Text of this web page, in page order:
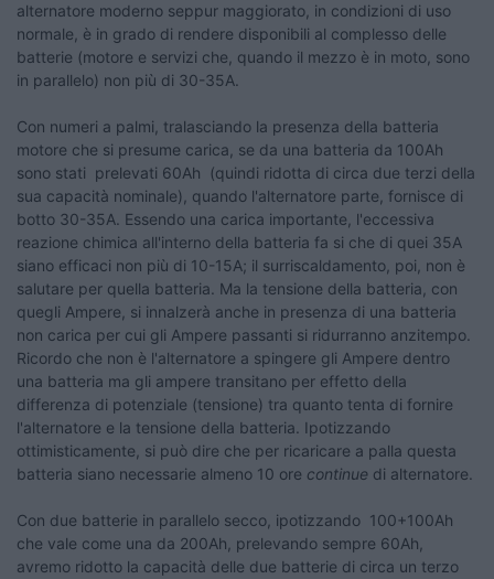
alternatore moderno seppur maggiorato, in condizioni di uso
normale, è in grado di rendere disponibili al complesso delle
batterie (motore e servizi che, quando il mezzo è in moto, sono
in parallelo) non più di 30-35A.
Con numeri a palmi, tralasciando la presenza della batteria
motore che si presume carica, se da una batteria da 100Ah
sono stati prelevati 60Ah (quindi ridotta di circa due terzi della
sua capacità nominale), quando l'alternatore parte, fornisce di
botto 30-35A. Essendo una carica importante, l'eccessiva
reazione chimica all'interno della batteria fa si che di quei 35A
siano efficaci non più di 10-15A; il surriscaldamento, poi, non è
salutare per quella batteria. Ma la tensione della batteria, con
quegli Ampere, si innalzerà anche in presenza di una batteria
non carica per cui gli Ampere passanti si ridurranno anzitempo.
Ricordo che non è l'alternatore a spingere gli Ampere dentro
una batteria ma gli ampere transitano per effetto della
differenza di potenziale (tensione) tra quanto tenta di fornire
l'alternatore e la tensione della batteria. Ipotizzando
ottimisticamente, si può dire che per ricaricare a palla questa
batteria siano necessarie almeno 10 ore continue di alternatore.
Con due batterie in parallelo secco, ipotizzando 100+100Ah
che vale come una da 200Ah, prelevando sempre 60Ah,
avremo ridotto la capacità delle due batterie di circa un terzo